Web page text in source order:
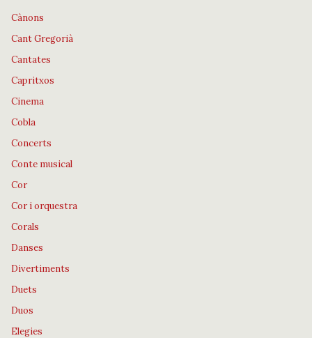
Cànons
Cant Gregorià
Cantates
Capritxos
Cinema
Cobla
Concerts
Conte musical
Cor
Cor i orquestra
Corals
Danses
Divertiments
Duets
Duos
Elegies